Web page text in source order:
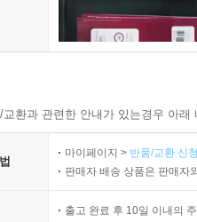
환과 관련한 안내가 있는경우 아
마이페이지 > 반품/교환 신
판매자 배송 상품은 판매자
출고 완료 후 10일 이내의